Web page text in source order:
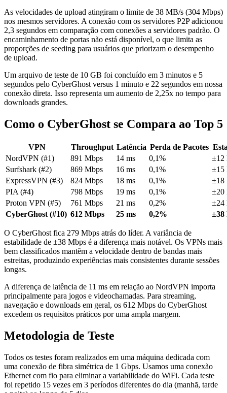
As velocidades de upload atingiram o limite de 38 MB/s (304 Mbps)
nos mesmos servidores. A conexão com os servidores P2P adicionou
2,3 segundos em comparação com conexões a servidores padrão. O
encaminhamento de portas não está disponível, o que limita as
proporções de seeding para usuários que priorizam o desempenho
de upload.
Um arquivo de teste de 10 GB foi concluído em 3 minutos e 5
segundos pelo CyberGhost versus 1 minuto e 22 segundos em nossa
conexão direta. Isso representa um aumento de 2,25x no tempo para
downloads grandes.
Como o CyberGhost se Compara ao Top 5
VPN Throughput Latência Perda de Pacotes
NordVPN (#1)
891 Mbps 14 ms 0,1%
±12
Surfshark (#2)
869 Mbps 16 ms 0,1%
±15
ExpressVPN (#3)
824 Mbps 18 ms 0,1%
±18
PIA (#4)
798 Mbps 19 ms 0,1%
±20
Proton VPN (#5)
761 Mbps 21 ms 0,2%
±24
CyberGhost (#10) 612 Mbps 25 ms 0,2% ±38
O CyberGhost fica 279 Mbps atrás do líder. A variância de
estabilidade de ±38 Mbps é a diferença mais notável. Os VPNs mais
bem classificados mantêm a velocidade dentro de bandas mais
estreitas, produzindo experiências mais consistentes durante sessões
longas.
A diferença de latência de 11 ms em relação ao NordVPN importa
principalmente para jogos e videochamadas. Para streaming,
navegação e downloads em geral, os 612 Mbps do CyberGhost
excedem os requisitos práticos por uma ampla margem.
Metodologia de Teste
Todos os testes foram realizados em uma máquina dedicada com
uma conexão de fibra simétrica de 1 Gbps. Usamos uma conexão
Ethernet com fio para eliminar a variabilidade do WiFi. Cada teste
foi repetido 15 vezes em 3 períodos diferentes do dia (manhã, tarde